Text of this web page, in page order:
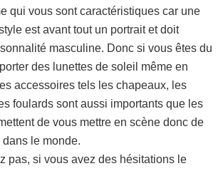
qui vous sont caractéristiques car une
est avant tout un portrait et doit
masculine. Donc si vous êtes du
des lunettes de soleil même en
accessoires tels les chapeaux, les
foulards sont aussi importants que les
de vous mettre en scène donc de
le monde.
pas, si vous avez des hésitations le